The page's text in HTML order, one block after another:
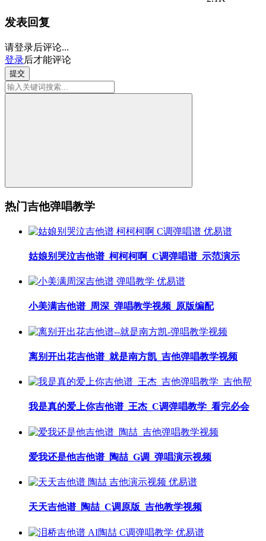
发表回复
请登录后评论...
登录后才能评论
提交
热门吉他弹唱教学
姑娘别哭泣吉他谱_柯柯柯啊_C调弹唱谱_示范演示
小美满吉他谱_周深_弹唱教学视频_原版编配
离别开出花吉他谱_就是南方凯_吉他弹唱教学视频
我是真的爱上你吉他谱_王杰_C调弹唱教学_看完必会
爱我还是他吉他谱_陶喆_G调_弹唱演示视频
天天吉他谱_陶喆_C调原版_吉他教学视频